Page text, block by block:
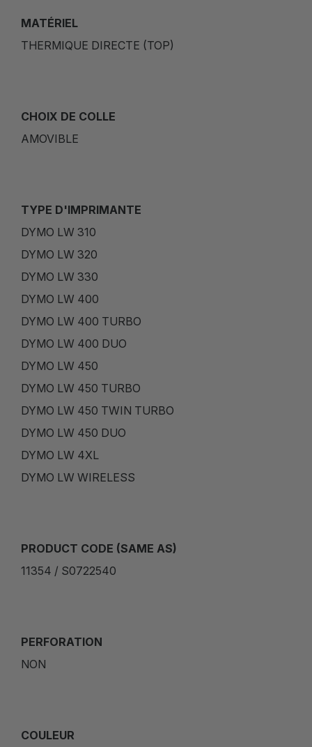
MATÉRIEL
THERMIQUE DIRECTE (TOP)
CHOIX DE COLLE
AMOVIBLE
TYPE D'IMPRIMANTE
DYMO LW 310
DYMO LW 320
DYMO LW 330
DYMO LW 400
DYMO LW 400 TURBO
DYMO LW 400 DUO
DYMO LW 450
DYMO LW 450 TURBO
DYMO LW 450 TWIN TURBO
DYMO LW 450 DUO
DYMO LW 4XL
DYMO LW WIRELESS
PRODUCT CODE (SAME AS)
11354 / S0722540
PERFORATION
NON
COULEUR